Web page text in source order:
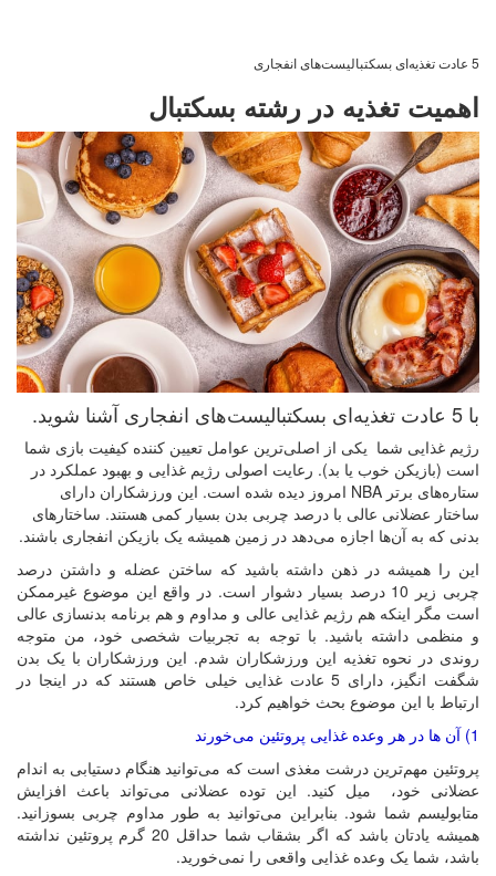
5 عادت تغذیه‌ای بسکتبالیست‌های انفجاری
اهمیت تغذیه در رشته بسکتبال
با 5 عادت تغذیه‌ای بسکتبالیست‌های انفجاری آشنا شوید.
رژیم غذایی شما یکی از اصلی‌ترین عوامل تعیین کننده کیفیت بازی شما
است (بازیکن خوب یا بد). رعایت اصولی رژیم غذایی و بهبود عملکرد در
ستاره‌های برتر NBA امروز دیده شده است. این ورزشکاران دارای
ساختار عضلانی عالی با درصد چربی بدن بسیار کمی هستند. ساختارهای
بدنی که به آن‌ها اجازه می‌دهد در زمین همیشه یک بازیکن انفجاری باشند.
این را همیشه در ذهن داشته باشید که ساختن عضله و داشتن درصد
چربی زیر 10 درصد بسیار دشوار است. در واقع این موضوع غیرممکن
است مگر اینکه هم رژیم غذایی عالی و مداوم و هم برنامه بدنسازی عالی
و منظمی داشته باشید. با توجه به تجربیات شخصی خود، من متوجه
روندی در نحوه تغذیه این ورزشکاران شدم. این ورزشکاران با یک بدن
شگفت انگیز، دارای 5 عادت غذایی خیلی خاص هستند که در اینجا در
ارتباط با این موضوع بحث خواهیم کرد.
1) آن ها در هر وعده غذایی پروتئین می‌خورند
پروتئین مهم‌ترین درشت مغذی است که می‌توانید هنگام دستیابی به اندام
عضلانی خود، میل کنید. این توده عضلانی می‌تواند باعث افزایش
متابولیسم شما شود. بنابراین می‌توانید به طور مداوم چربی بسوزانید.
همیشه یادتان باشد که اگر بشقاب شما حداقل 20 گرم پروتئین نداشته
باشد، شما یک وعده غذایی واقعی را نمی‌خورید.